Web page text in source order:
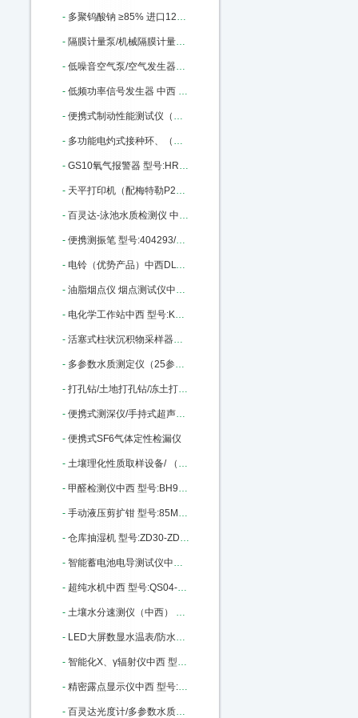
- 多聚钨酸钠 ≥85% 进口12141-67-2 ≥85% 100g 中西 型号:BS32-71913库号：M335373
- 隔膜计量泵/机械隔膜计量泵 中西型号:YL01-GM0050库号：M342422
- 低噪音空气泵/空气发生器（中西器材）优势 型号:AJ27/SGK-5LB库号：M368735
- 低频功率信号发生器 中西 型号:HWY4-ZN1040C库号：M377837
- 便携式制动性能测试仪（手持式、带制动曲线）中西 型号:XAKJ3-WZD-H库号：M377990
- 多功能电灼式接种环、（针）/红外灭菌器 中西 型号:HS16-008A库号：M378866
- GS10氧气报警器 型号:HR79-GS10-O2库号：M391733
- 天平打印机（配梅特勒P28型打印机）中西 型号:KY56/110ME库号：M402704
- 百灵达-泳池水质检测仪 中西型号:BH011 - Pooltest6库号：M403464
- 便携测振笔 型号:404293/ZX10-YV260库号：M404293
- 电铃（优势产品）中西DLT100 型号:BC10-DLT100库号：M360938
- 油脂烟点仪 烟点测试仪中西 型号:YD-1库号：M406128
- 电化学工作站中西 型号:KS-CS300H库号：M406130
- 活塞式柱状沉积物采样器（5米）中西 型号:KH77-XDB0204库号：M1666
- 多参数水质测定仪（25参数） 型号:SH50-XZ-0125库号：M23001
- 打孔钻/土地打孔钻/冻土打孔钻/冰层上钻孔机中西 型号:KH05-KHT-QD库号：M23011
- 便携式测深仪/手持式超声波水深仪中西 型号:MH-SX300库号：M33491
- 便携式SF6气体定性检漏仪
- 土壤理化性质取样设备/ （中西器材） 型号:HB68/BJX1-3库号：M236791
- 甲醛检测仪中西 型号:BH93-XK-A3C库号：M291545
- 手动液压剪扩钳 型号:85M301027库号：M301027
- 仓库抽湿机 型号:ZD30-ZD-8138C库号：M406049
- 智能蓄电池电导测试仪中西 型号:TY13-OBT-6650库号：M396703
- 超纯水机中西 型号:QS04-PLEW-10-DI库号：M403444
- 土壤水分速测仪（中西） 型号:RZ23-MP-508 库号：M406045
- LED大屏数显水温表/防水探头电子水温表/数字温度表0-99度 型号:LC32-0-99库号：M19135
- 智能化X、γ辐射仪中西 型号:BMW-REN500B库号：M76235
- 精密露点显示仪中西 型号:LSTK0-Optidew Vision库号：M247558
- 百灵达光度计/多参数水质分析仪中西 型号:RS02-7100库号：M330544